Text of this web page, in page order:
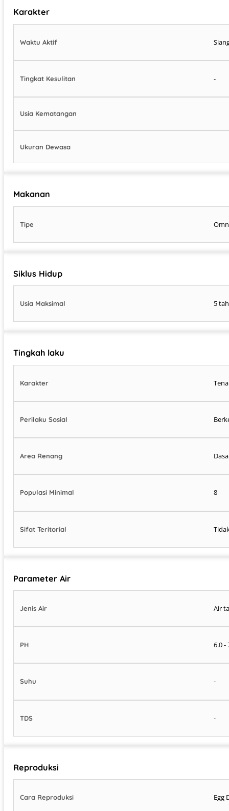
Karakter
Waktu Aktif
Tingkat Kesulitan -
Usia Kematangan
Ukuran Dewasa
Makanan
Tipe
Siklus Hidup
Usia Maksimal 5
Tingkah laku
Karakter
Perilaku Sosial
Area Renang
Populasi Minimal 8
Sifat Teritorial
Parameter Air
Jenis Air Air
PH 6.0 -
Suhu -
TDS -
Reproduksi
Cara Reproduksi Egg